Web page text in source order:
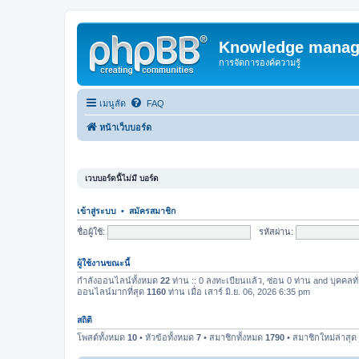
Knowledge
การจัดการองค์ความรู้
เมนูลัด FAQ
หน้าเว็บบอร์ด
เวบบอร์ดนี้ไม่มี บอร์ด
เข้าสู่ระบบ • สมัครสมาชิก
ชื่อผู้ใช้: รหัสผ่าน:
ผู้ใช้งานขณะนี้
กำลังออนไลน์ทั้งหมด 22 ท่าน :: 0 ลงทะเบียนแล้ว, ซ่อน 0 ท่าน and บุคคล
ออนไลน์มากที่สุด 1160 ท่าน เมื่อ เสาร์ มิ.ย. 06, 2026 6:35 pm
สถิติ
โพสต์ทั้งหมด 10 • หัวข้อทั้งหมด 7 • สมาชิกทั้งหมด 1790 • สมาชิกใหม่ล่าสุด